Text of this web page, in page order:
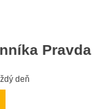
Pravda
deň